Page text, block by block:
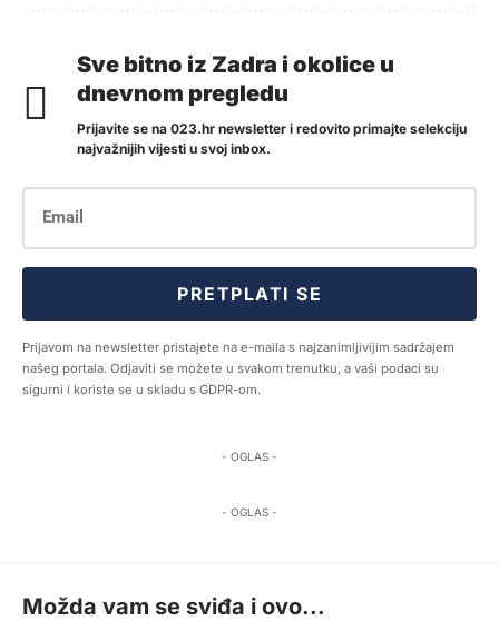
Sve bitno iz Zadra i okolice u
dnevnom pregledu
Prijavite se na 023.hr newsletter i redovito primajte selekciju
najvažnijih vijesti u svoj inbox.
PRETPLATI SE
Prijavom na newsletter pristajete na e-maila s najzanimljivijim sadržajem
našeg portala. Odjaviti se možete u svakom trenutku, a vaši podaci su
sigurni i koriste se u skladu s GDPR-om.
- OGLAS -
- OGLAS -
Možda vam se sviđa i ovo...